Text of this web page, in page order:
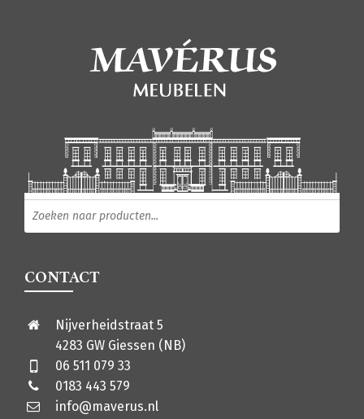
Producten zoeken
CONTACT
Nijverheidstraat 5
4283 GW Giessen (NB)
06 511 079 33
0183 443 579
info@maverus.nl